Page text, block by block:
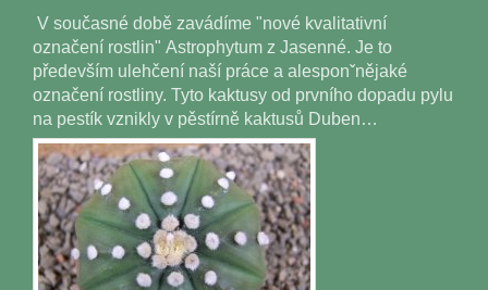
V současné době zavádíme "nové kvalitativní
označení rostlin" Astrophytum z Jasenné. Je to
především ulehčení naší práce a alesponˇnějaké
označení rostliny. Tyto kaktusy od prvního dopadu pylu
na pestík vznikly v pěstírně kaktusů Duben…